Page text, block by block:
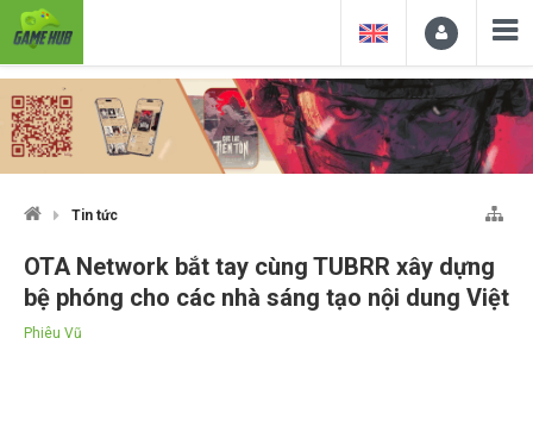
Tin tức
OTA Network bắt tay cùng TUBRR xây dựng
bệ phóng cho các nhà sáng tạo nội dung Việt
Phiêu Vũ